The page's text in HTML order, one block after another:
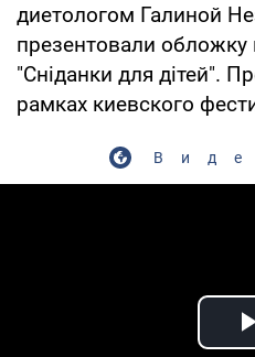
диетологом Галиной
презентовали обложку
"Сніданки для дітей".
рамках киевского